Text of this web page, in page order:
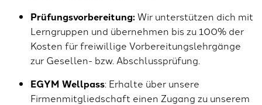
Prüfungsvorbereitung:Wir unterstützen dich mit
Lerngruppen und übernehmen bis zu 100% der
Kosten für freiwillige Vorbereitungslehrgänge
zur Gesellen- bzw. Abschlussprüfung.
EGYM Wellpass: Erhalte über unsere
Firmenmitgliedschaft einen Zugang zu unserem